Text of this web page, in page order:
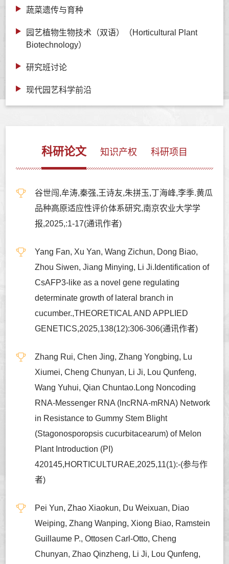
蔬菜遗传与育种
园艺植物生物技术（双语）（Horticultural Plant
Biotechnology）
研究班讨论
现代园艺科学前沿
科研论文 知识产权 科研项目
谷世闯,牟涛,秦强,王诗友,朱拼玉,丁海峰,李季.黄瓜
品种高原适应性评价体系研究,南京农业大学学
报,2025,:1-17(通讯作者)
Yang Fan, Xu Yan, Wang Zichun, Dong Biao,
Zhou Siwen, Jiang Minying, Li Ji.Identification of
CsAFP3-like as a novel gene regulating
determinate growth of lateral branch in
cucumber.,THEORETICAL AND APPLIED
GENETICS,2025,138(12):306-306(通讯作者)
Zhang Rui, Chen Jing, Zhang Yongbing, Lu
Xiumei, Cheng Chunyan, Li Ji, Lou Qunfeng,
Wang Yuhui, Qian Chuntao.Long Noncoding
RNA-Messenger RNA (lncRNA-mRNA) Network
in Resistance to Gummy Stem Blight
(Stagonosporopsis cucurbitacearum) of Melon
Plant Introduction (PI)
420145,HORTICULTURAE,2025,11(1):-(参与作
者)
Pei Yun, Zhao Xiaokun, Du Weixuan, Diao
Weiping, Zhang Wanping, Xiong Biao, Ramstein
Guillaume P., Ottosen Carl-Otto, Cheng
Chunyan, Zhao Qinzheng, Li Ji, Lou Qunfeng,